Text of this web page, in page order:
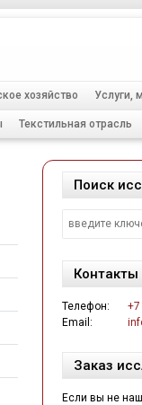
хозяйство Услуги,
Текстильная отрасль
Поиск
Контакты
Телефон:
+7
Email:
Заказ
Если вы не